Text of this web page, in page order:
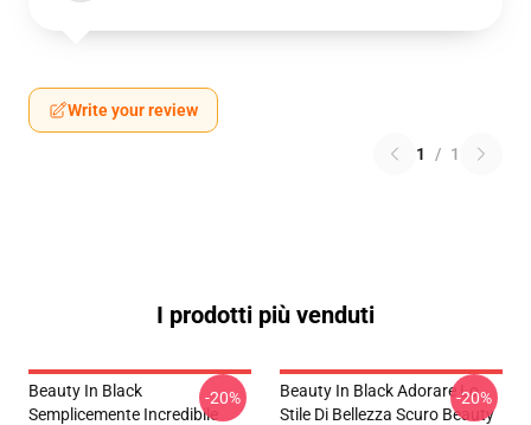
Write your review
1 / 1
I prodotti più venduti
Beauty In Black
Semplicemente Incredibile
-20%
Beauty In Black Adorare Lo
Stile Di Bellezza Scuro Beauty
-20%